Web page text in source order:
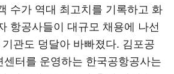
수가 역대 최고치를 기록하고 화
항공사들이 대규모 채용에 나선
관도 덩달아 바빠졌다. 김포공
센터를 운영하는 한국공항공사는